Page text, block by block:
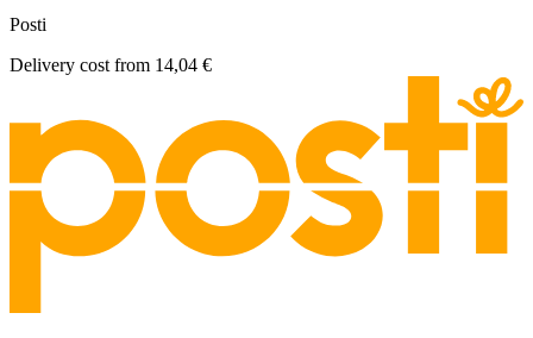
Posti
Delivery cost from 14,04 €